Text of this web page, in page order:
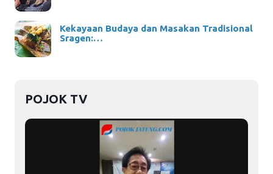
Kekayaan Budaya dan Masakan Tradisional
Sragen:…
POJOK TV